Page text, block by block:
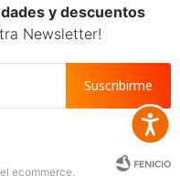
y descuentos
Newsletter!
Suscribirme